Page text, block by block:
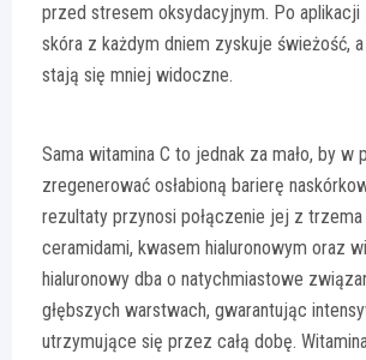
przed stresem oksydacyjnym. Po aplikacji
skóra z każdym dniem zyskuje świeżość,
stają się mniej widoczne.
Sama witamina C to jednak za mało, by w
zregenerować osłabioną barierę
rezultaty przynosi połączenie jej z
ceramidami, kwasem hialuronowym oraz
hialuronowy dba o natychmiastowe
głębszych warstwach, gwarantując
utrzymujące się przez całą dobę.